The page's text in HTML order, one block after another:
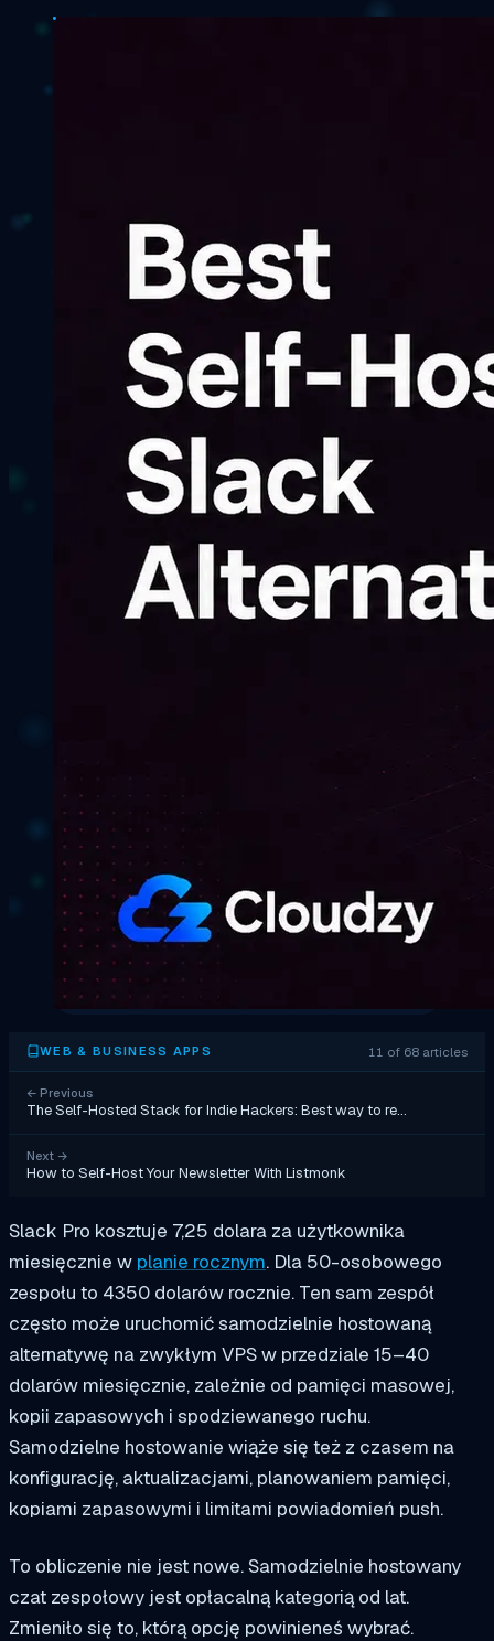
WEB & BUSINESS APPS 11 of 68 articles
← Previous
The Self-Hosted Stack for Indie Hackers: Best way to re…
Next →
How to Self-Host Your Newsletter With Listmonk
Slack Pro kosztuje 7,25 dolara za użytkownika
miesięcznie w planie rocznym. Dla 50-osobowego
zespołu to 4350 dolarów rocznie. Ten sam zespół
często może uruchomić samodzielnie hostowaną
alternatywę na zwykłym VPS w przedziale 15–40
dolarów miesięcznie, zależnie od pamięci masowej,
kopii zapasowych i spodziewanego ruchu.
Samodzielne hostowanie wiąże się też z czasem na
konfigurację, aktualizacjami, planowaniem pamięci,
kopiami zapasowymi i limitami powiadomień push.
To obliczenie nie jest nowe. Samodzielnie hostowany
czat zespołowy jest opłacalną kategorią od lat.
Zmieniło się to, którą opcję powinieneś wybrać.